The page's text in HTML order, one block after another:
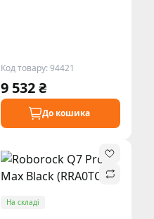
Код товару: 94421
9 532 ₴
До кошика
На складі